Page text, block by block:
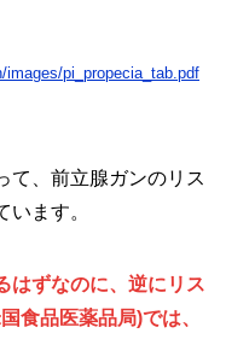
pi_propecia_tab.pdf
て、前立腺ガンのリス
ます。
はずなのに、逆にリス
食品医薬品局)では、